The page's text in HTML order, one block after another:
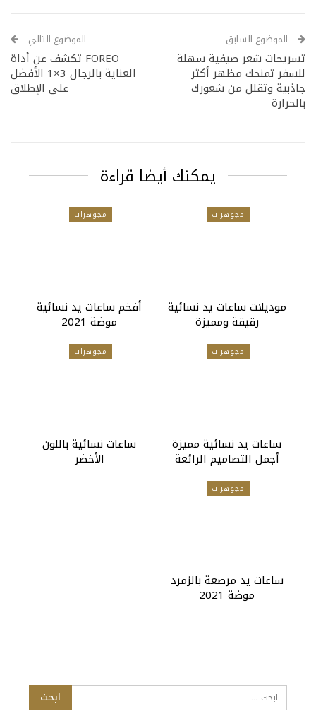
الموضوع السابق
تسريحات شعر صيفية سهلة
للسفر تمنحك مظهر أكثر
جاذبية وتقلل من شعورك
بالحرارة
الموضوع التالي
FOREO تكشف عن أداة
العناية بالرجال 3×1 الأفضل
على الإطلاق
يمكنك أيضا قراءة
مجوهرات
موديلات ساعات يد نسائية
رقيقة ومميزة
مجوهرات
أفخم ساعات يد نسائية
موضة 2021
مجوهرات
ساعات يد نسائية مميزة
أجمل التصاميم الرائعة
مجوهرات
ساعات نسائية باللون
الأخضر
مجوهرات
ساعات يد مرصعة بالزمرد
موضة 2021